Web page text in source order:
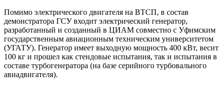
Помимо электрического двигателя на ВТСП, в состав
демонстратора ГСУ входит электрический генератор,
разработанный и созданный в ЦИАМ совместно с Уфимским
государственным авиационным техническим университетом
(УГАТУ). Генератор имеет выходную мощность 400 кВт, весит
100 кг и прошел как стендовые испытания, так и испытания в
составе турбогенератора (на базе серийного турбовального
авиадвигателя).